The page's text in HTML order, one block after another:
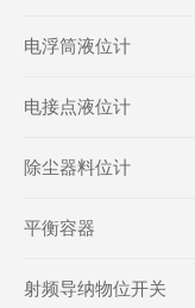
电浮筒液位计
电接点液位计
除尘器料位计
平衡容器
射频导纳物位开关